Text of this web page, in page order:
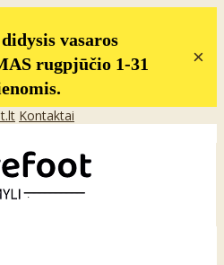
vasaros
rugpjūčio 1-31
×
Kontaktai